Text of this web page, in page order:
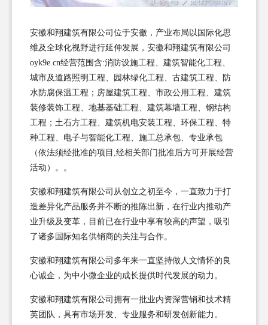
安徽和翔建筑有限公司位于安徽，产业布局以国际化思
维及全球化视野进行延伸发展，安徽和翔建筑有限公司
oyk9e.cn经营范围含:消防设施工程、建筑智能化工程、
城市及道路照明工程、园林绿化工程、古建筑工程、防
水防腐保温工程；房屋建筑工程、市政公用工程、建筑
装修装饰工程、地基基础工程、建筑幕墙工程、钢结构
工程；土石方工程、建筑机电安装工程、环保工程、特
种工程、电子与智能化工程、施工总承包、专业承包
（依法须经批准的项目,经相关部门批准后方可开展经营
活动）。。
安徽和翔建筑有限公司从创立之初至今，一直致力于打
造差异化产品服务并不断的推陈出新，在行业内推动产
业升级及变革，目前已在行业中享有较高的声望，吸引
了诸多国际知名供销商的关注与合作。
安徽和翔建筑有限公司多年来一直坚持做人文情怀的良
心诚企，为中小微企业的成长提供时代发展的动力。
安徽和翔建筑有限公司拥有一批业内资深营销和技术精
英团队，具有市场开发、专业服务和研发创新能力。